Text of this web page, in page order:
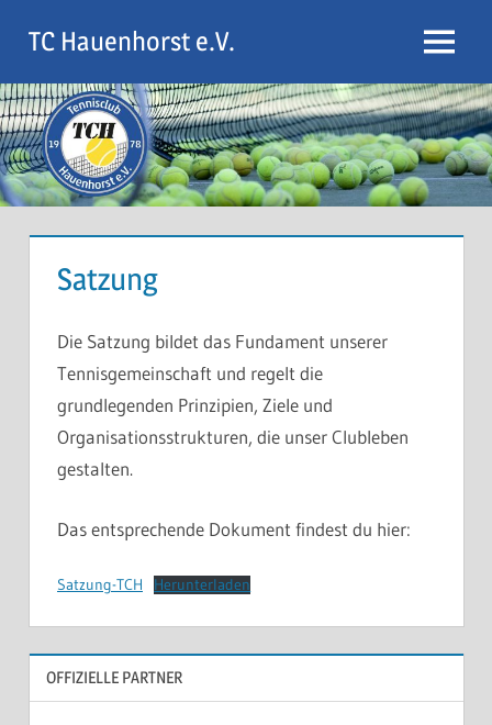
Inhalt
springen
TC Hauenhorst e.V. Menu
Satzung
Die Satzung bildet das Fundament unserer
Tennisgemeinschaft und regelt die
grundlegenden Prinzipien, Ziele und
Organisationsstrukturen, die unser Clubleben
gestalten.
Das entsprechende Dokument findest du hier:
Satzung-TCH Herunterladen
OFFIZIELLE PARTNER